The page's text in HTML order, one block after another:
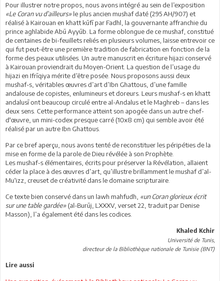
Pour illustrer notre propos, nous avons intégré au sein de l’exposition
«Le Coran vu d’ailleurs»le plus ancien mushaf daté (295 AH/907) et
réalisé à Kairouan en khatt kūfī par Fadhl, la gouvernante affranchie du
prince aghlabide Abū Ayyūb. La forme oblongue de ce mushaf, constitué
de centaines de bi-feuillets reliés en plusieurs volumes, laisse entrevoir ce
qui fut peut-être une première tradition de fabrication en fonction de la
forme des peaux utilisées. Un autre manuscrit en écriture hijazi conservé
à Kairouan proviendrait du Moyen-Orient. La question de l’usage du
hijazi en Ifrīqiya mérite d’être posée. Nous proposons aussi deux
mushaf-s, véritables œuvres d’art d’Ibn Ghattous, d’une famille
andalouse de copistes, enlumineurs et doreurs. Leurs mushaf-s en khatt
andalusī ont beaucoup circulé entre al-Andalus et le Maghreb – dans les
deux sens. Cette performance atteint son apogée dans un autre chef-
d'œuvre, un mini-codex presque carré (10x8 cm) qui semble avoir été
réalisé par un autre Ibn Ghattous.
Par ce bref aperçu, nous avons tenté de reconstituer les péripéties de la
mise en forme de la parole de Dieu révélée à son Prophète.
Les mushaf-s élémentaires, écrits pour préserver la Révélation, allaient
céder la place à des œuvres d’art, qu’illustre brillamment le mushaf d’al-
Mu‘izz, creuset de créativité dans le domaine scripturaire.
Ce texte bien conservé dans un lawh mahfudh, «un Coran glorieux écrit
sur une table gardée» (al-Burūj, LXXXV, verset 22, traduit par Denise
Masson), l’a également été dans les codices.
Khaled Kchir
Université de Tunis,
directeur de la Bibliothèque nationale de Tunisie (BNT)
Lire aussi